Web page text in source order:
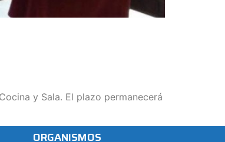
y Sala. El plazo permanecerá
ORGANISMOS